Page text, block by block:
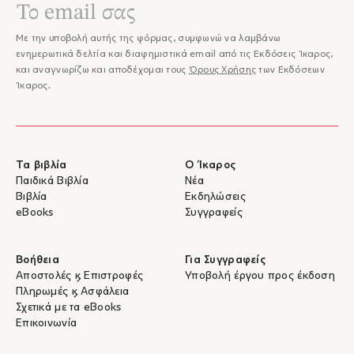
Με την υποβολή αυτής της φόρμας, συμφωνώ να λαμβάνω
ενημερωτικά δελτία και διαφημιστικά email από τις Εκδόσεις Ίκαρος,
και αναγνωρίζω και αποδέχομαι τους Όρους Χρήσης των Εκδόσεων
Ίκαρος.
Τα βιβλία
Παιδικά Βιβλία
Βιβλία
eBooks
Ο Ίκαρος
Νέα
Εκδηλώσεις
Συγγραφείς
Βοήθεια
Αποστολές & Επιστροφές
Πληρωμές & Ασφάλεια
Σχετικά με τα eBooks
Επικοινωνία
Για Συγγραφείς
Υποβολή έργου προς έκδοση